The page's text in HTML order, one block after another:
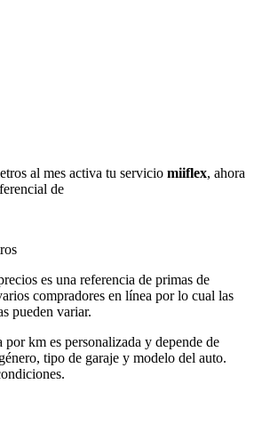
al mes activa tu servicio miiflex, ahora
de
es una referencia de primas de
compradores en línea por lo cual las
pueden variar.
por km es personalizada y depende de
tipo de garaje y modelo del auto.